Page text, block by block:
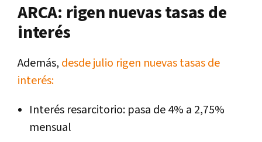
ARCA: rigen nuevas tasas de
interés
Además, desde julio rigen nuevas tasas de
interés:
Interés resarcitorio: pasa de 4% a 2,75%
mensual